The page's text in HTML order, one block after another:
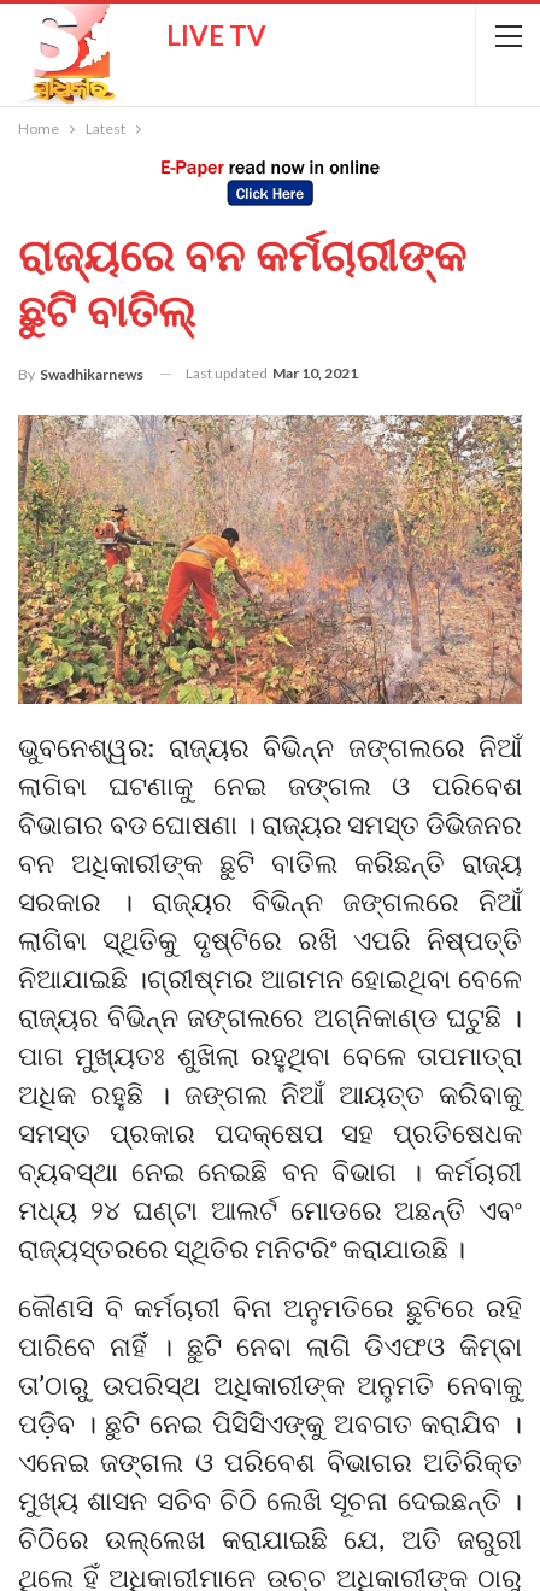
LIVE TV
Home Latest
ରାଜ୍ୟରେ ବନ କର୍ମଚାରୀଙ୍କ
ଛୁଟି ବାତିଲ୍
By Swadhikarnews Last updated Mar 10, 2021
ଭୁବନେଶ୍ୱର: ରାଜ୍ୟର ବିଭିନ୍ନ ଜଙ୍ଗଲରେ ନିଆଁ
ଲାଗିବା ଘଟଣାକୁ ନେଇ ଜଙ୍ଗଲ ଓ ପରିବେଶ
ବିଭାଗର ବଡ ଘୋଷଣା । ରାଜ୍ୟର ସମସ୍ତ ଡିଭିଜନର
ବନ ଅଧିକାରୀଙ୍କ ଛୁଟି ବାତିଲ କରିଛନ୍ତି ରାଜ୍ୟ
ସରକାର । ରାଜ୍ୟର ବିଭିନ୍ନ ଜଙ୍ଗଲରେ ନିଆଁ
ଲାଗିବା ସ୍ଥିତିକୁ ଦୃଷ୍ଟିରେ ରଖି ଏପରି ନିଷ୍ପତ୍ତି
ନିଆଯାଇଛି ।ଗ୍ରୀଷ୍ମର ଆଗମନ ହୋଇଥିବା ବେଳେ
ରାଜ୍ୟର ବିଭିନ୍ନ ଜଙ୍ଗଲରେ ଅଗ୍ନିକାଣ୍ଡ ଘଟୁଛି ।
ପାଗ ମୁଖ୍ୟତଃ ଶୁଖିଲା ରହୁଥିବା ବେଳେ ତାପମାତ୍ରା
ଅଧିକ ରହୁଛି । ଜଙ୍ଗଲ ନିଆଁ ଆୟତ୍ତ କରିବାକୁ
ସମସ୍ତ ପ୍ରକାର ପଦକ୍ଷେପ ସହ ପ୍ରତିଷେଧକ
ବ୍ୟବସ୍ଥା ନେଇ ନେଇଛି ବନ ବିଭାଗ । କର୍ମଚାରୀ
ମଧ୍ୟ ୨୪ ଘଣ୍ଟା ଆଲର୍ଟ ମୋଡରେ ଅଛନ୍ତି ଏବଂ
ରାଜ୍ୟସ୍ତରରେ ସ୍ଥିତିର ମନିଟରିଂ କରାଯାଉଛି ।
କୌଣସି ବି କର୍ମଚାରୀ ବିନା ଅନୁମତିରେ ଛୁଟିରେ ରହି
ପାରିବେ ନାହିଁ । ଛୁଟି ନେବା ଲାଗି ଡିଏଫଓ କିମ୍ବା
ତା’ଠାରୁ ଉପରିସ୍ଥ ଅଧିକାରୀଙ୍କ ଅନୁମତି ନେବାକୁ
ପଡ଼ିବ । ଛୁଟି ନେଇ ପିସିସିଏଙ୍କୁ ଅବଗତ କରାଯିବ ।
ଏନେଇ ଜଙ୍ଗଲ ଓ ପରିବେଶ ବିଭାଗର ଅତିରିକ୍ତ
ମୁଖ୍ୟ ଶାସନ ସଚିବ ଚିଠି ଲେଖି ସୂଚନା ଦେଇଛନ୍ତି ।
ଚିଠିରେ ଉଲ୍ଲେଖ କରାଯାଇଛି ଯେ, ଅତି ଜରୁରୀ
ଥିଲେ ହିଁ ଅଧିକାରୀମାନେ ଉଚ୍ଚ ଅଧିକାରୀଙ୍କ ଠାରୁ